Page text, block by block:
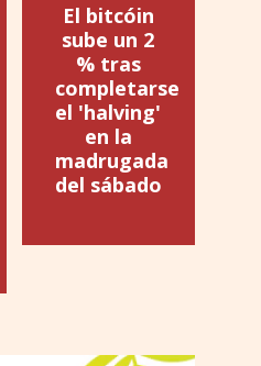
El bitcóin
sube un 2
% tras
completarse
el 'halving'
en la
madrugada
del sábado